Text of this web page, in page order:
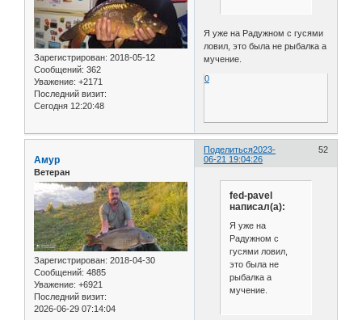
Зарегистрирован: 2018-05-12
Сообщений: 362
Уважение: +2171
Последний визит:
Сегодня 12:20:48
Я уже на Радужном с гусями
ловил, это была не рыбалка а
мучение.
0
Поделиться 52
2023-
06-21 19:04:26
Амур
Ветеран
Зарегистрирован: 2018-04-30
Сообщений: 4885
Уважение: +6921
Последний визит:
2026-06-29 07:14:04
fed-pavel
написал(а):
Я уже на
Радужном с
гусями ловил,
это была не
рыбалка а
мучение.